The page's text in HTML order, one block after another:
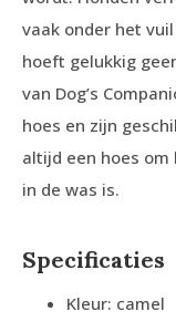
vaak onder het
hoeft gelukkig
van Dog’s
hoes en zijn
altijd een hoes om
in de was is.
Specificaties
Kleur: camel